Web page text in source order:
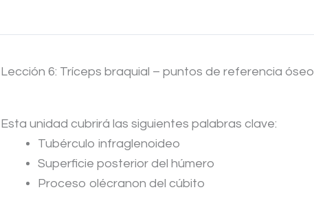
Lección 6: Tríceps braquial – puntos de referencia
Esta unidad cubrirá las siguientes palabras clave:
Tubérculo infraglenoideo
Superficie posterior del húmero
Proceso olécranon del cúbito